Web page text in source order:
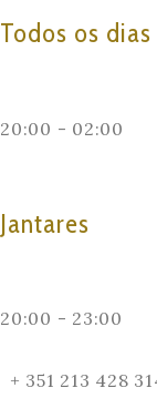
Todos os
20:00 - 02:00
Jantares
20:00 - 23:00
+ 351 213 428